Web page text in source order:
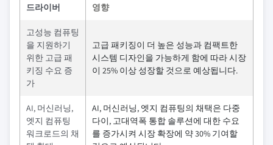
드라이버 영향
고성능 컴퓨팅
을 지원하기
위한 고급 패
키징 수요 증
가
고급 패키징이 더 높은 성능과 컴팩트한
시스템 디자인을 가능하게 함에 따라 시장
이 25% 이상 성장할 것으로 예상됩니다.
AI, 머신러닝,
엣지 컴퓨팅
워크로드의 채
AI, 머신러닝, 엣지 컴퓨팅의 채택은 다중
다이, 고대역폭 통합 솔루션에 대한 수요
를 증가시켜 시장 확장에 약 30% 기여할